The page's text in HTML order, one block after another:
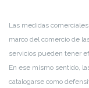
Las medidas
marco del comercio de
servicios pueden tener
En ese mismo sentido,
catalogarse como